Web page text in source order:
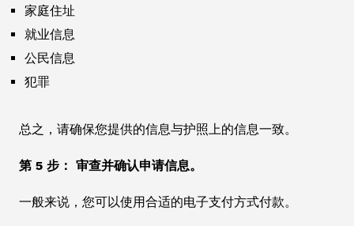
家庭住址
就业信息
公民信息
犯罪
总之，请确保您提供的信息与护照上的信息一致。
第 5 步： 审查并确认申请信息。
一般来说，您可以使用合适的电子支付方式付款。